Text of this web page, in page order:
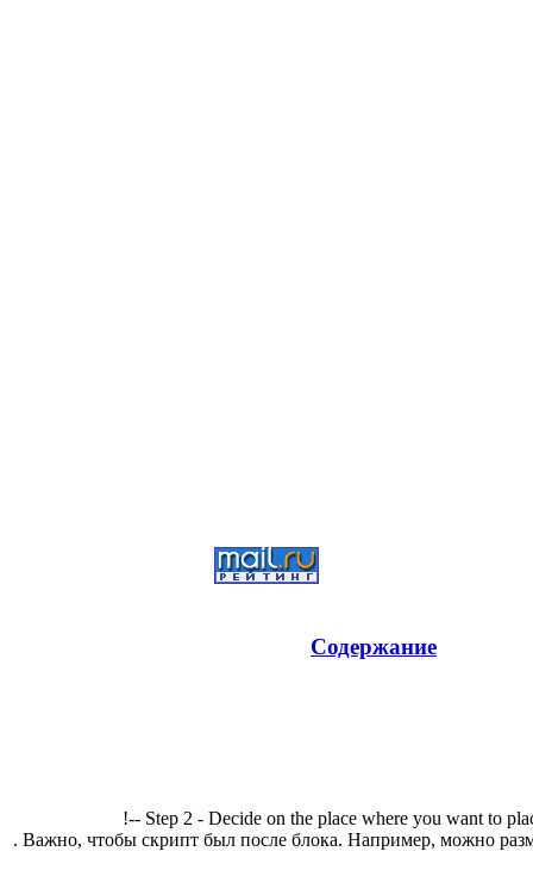
Содержание
!-- Step 2 - Decide on the place where you want to
. Важно, чтобы скрипт был после блока. Например, можно